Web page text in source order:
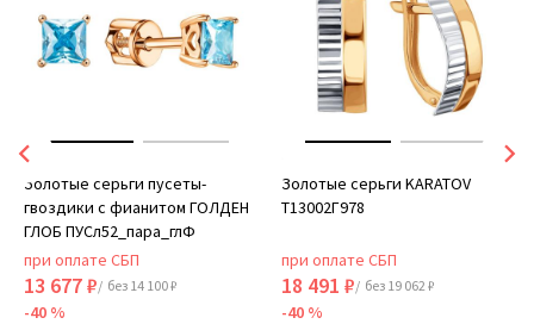
Золотые серьги пусеты-
гвоздики с фианитом ГОЛДЕН
ГЛОБ ПУСл52_пара_глФ
при оплате СБП
13 677 ₽/ без 14 100 ₽
-40 %
Золотые серьги KARATOV
Т13002Г978
при оплате СБП
18 491 ₽/ без 19 062 ₽
-40 %